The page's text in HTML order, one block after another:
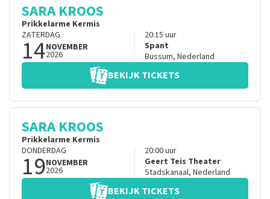
SARA KROOS
Prikkelarme Kermis
ZATERDAG
14NOVEMBER
2026
20:15 uur
Spant
Bussum, Nederland
BEKIJK TICKETS
SARA KROOS
Prikkelarme Kermis
DONDERDAG
19NOVEMBER
2026
20:00uur
Geert Teis Theater
Stadskanaal, Nederland
BEKIJK TICKETS